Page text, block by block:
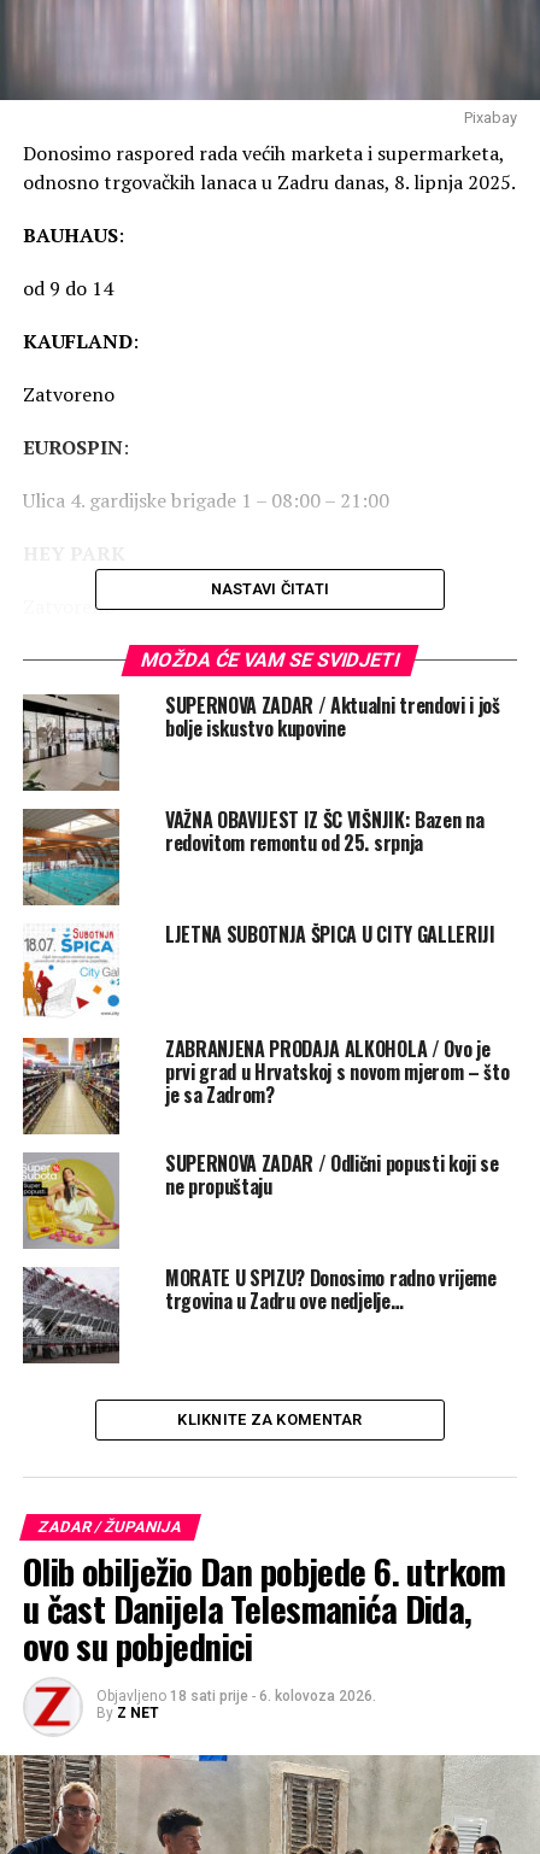
Pixabay
Donosimo raspored rada većih marketa i supermarketa,
odnosno trgovačkih lanaca u Zadru danas, 8. lipnja 2025.
BAUHAUS:
od 9 do 14
KAUFLAND:
Zatvoreno
EUROSPIN:
Ulica 4. gardijske brigade 1 – 08:00 – 21:00
Zatvoreno
TOMMY
Krešimirova obala 47 – od 7 do 21
Put Bokanjca 37 – od 7 do 21
Put Dikla 60 – od 7 do 21
Bože Peričića 5 – od 8 do 14
Trg pet bunara 1 – od 8 do 21
KONZUM:
Josipa Strossmayera 6 – od 7 do 13
Dalmatinskog Sabora 8 – od 7 do 13
Ulica bleiburških žrtava 17 – od 7 do 20
A.G Matoša 22 – od 7 do 13
LIDL:
Benkovačka cesta 2 – od 8 do 21
PLODINE
Put Cerodola 1 – od 7 do 22
Zagrebačka 2 – od 7 do 22
SUPERNOVA:
Zatvoreno
STUDENAC:
Put Murvice 49, Zadar
NASTAVI ČITATI
MOŽDA ĆE VAM SE SVIDJETI
SUPERNOVA ZADAR / Aktualni trendovi i još
bolje iskustvo kupovine
VAŽNA OBAVIJEST IZ ŠC VIŠNJIK: Bazen na
redovitom remontu od 25. srpnja
LJETNA SUBOTNJA ŠPICA U CITY GALLERIJI
ZABRANJENA PRODAJA ALKOHOLA / Ovo je
prvi grad u Hrvatskoj s novom mjerom – što
je sa Zadrom?
SUPERNOVA ZADAR / Odlični popusti koji se
ne propuštaju
MORATE U SPIZU? Donosimo radno vrijeme
trgovina u Zadru ove nedjelje…
KLIKNITE ZA KOMENTAR
ZADAR / ŽUPANIJA
Olib obilježio Dan pobjede 6. utrkom
u čast Danijela Telesmanića Dida,
ovo su pobjednici
Objavljeno 18 sati prije - 6. kolovoza 2026.
By Z NET